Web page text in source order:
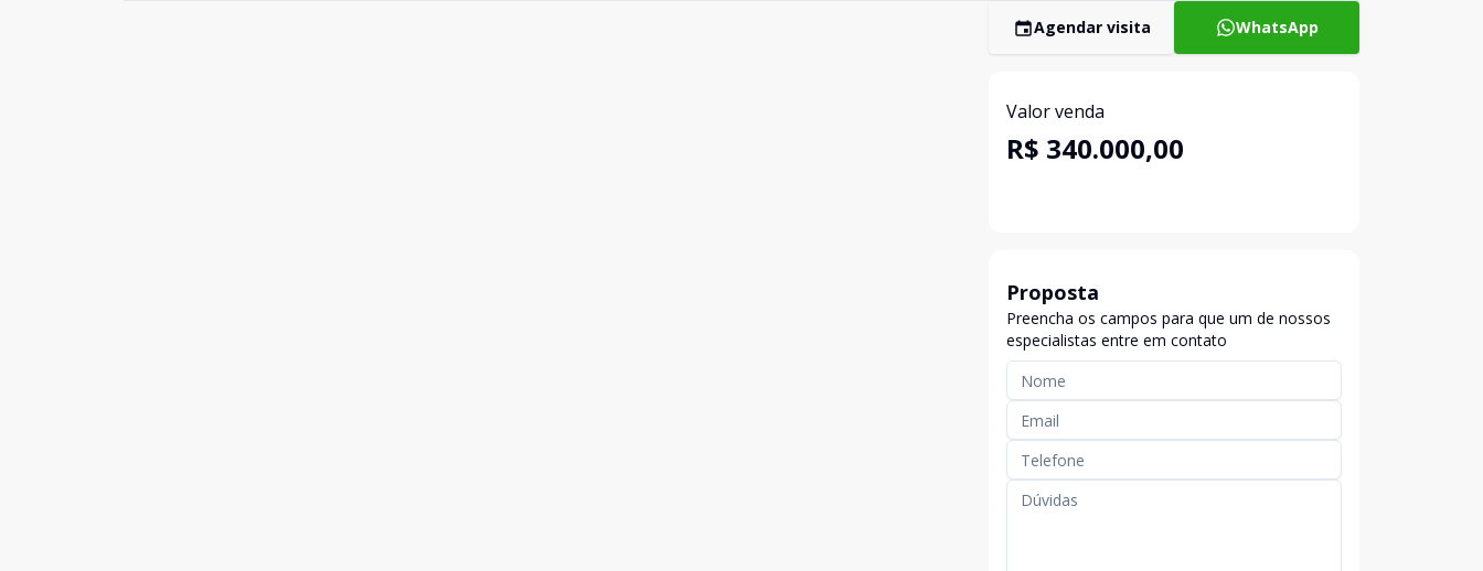
Agendar visita WhatsApp
Valor venda
R$ 340.000,00
Proposta
Preencha os campos para que um de nossos
especialistas entre em contato